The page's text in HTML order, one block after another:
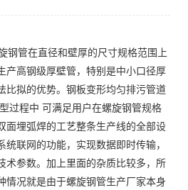
钢管在直径和壁厚的尺寸规格范围上
产高钢级厚壁管，特别是中小口径厚
比拟的优势。钢板变形均匀排污管道
过程中 可满足用户在螺旋钢管规格
面埋弧焊的工艺整条生产线的全部设
联网的功能，实现数据即时传输，
术参数。加上里面的杂质比较多，所
情况就是由于螺旋钢管生产厂家本身